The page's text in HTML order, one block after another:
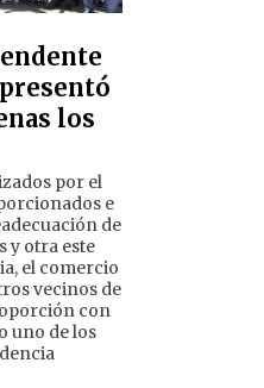
los
por el
e
de
y otra este
el comercio
vecinos de
con
uno de los